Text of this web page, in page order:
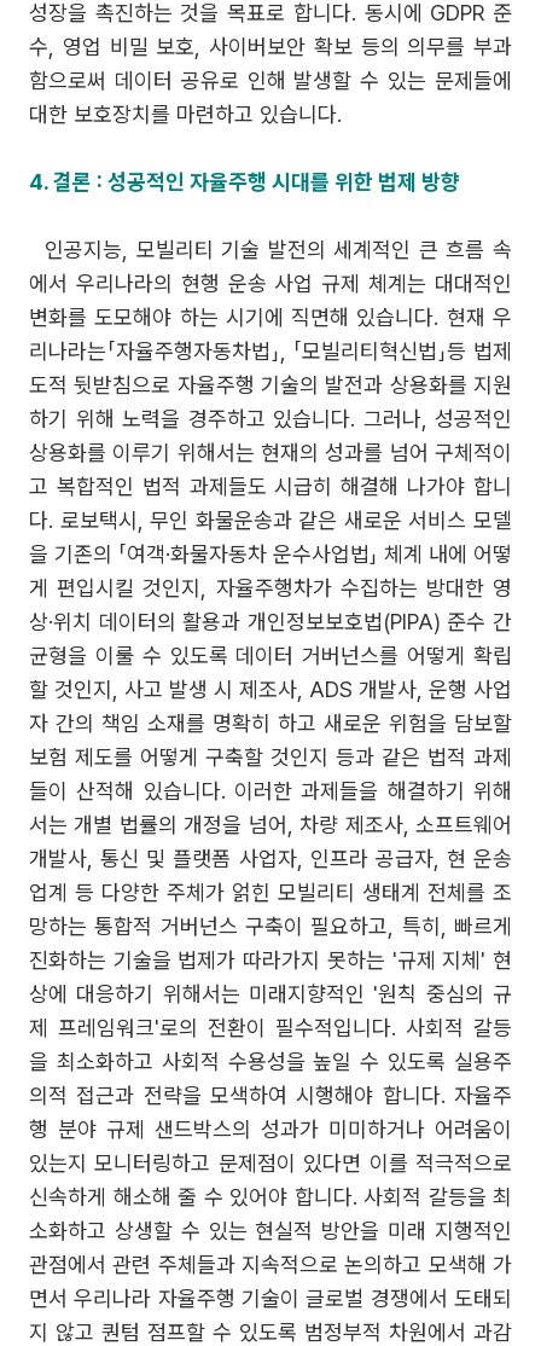
성장을 촉진하는 것을 목표로 합니다. 동시에 GDPR 준
수, 영업 비밀 보호, 사이버보안 확보 등의 의무를 부과
함으로써 데이터 공유로 인해 발생할 수 있는 문제들에
대한 보호장치를 마련하고 있습니다.
4. 결론 : 성공적인 자율주행 시대를 위한 법제 방향
인공지능, 모빌리티 기술 발전의 세계적인 큰 흐름 속
에서 우리나라의 현행 운송 사업 규제 체계는 대대적인
변화를 도모해야 하는 시기에 직면해 있습니다. 현재 우
리나라는「자율주행자동차법」, 「모빌리티혁신법」등 법제
도적 뒷받침으로 자율주행 기술의 발전과 상용화를 지원
하기 위해 노력을 경주하고 있습니다. 그러나, 성공적인
상용화를 이루기 위해서는 현재의 성과를 넘어 구체적이
고 복합적인 법적 과제들도 시급히 해결해 나가야 합니
다. 로보택시, 무인 화물운송과 같은 새로운 서비스 모델
을 기존의 「여객·화물자동차 운수사업법」 체계 내에 어떻
게 편입시킬 것인지, 자율주행차가 수집하는 방대한 영
상·위치 데이터의 활용과 개인정보보호법(PIPA) 준수 간
균형을 이룰 수 있도록 데이터 거버넌스를 어떻게 확립
할 것인지, 사고 발생 시 제조사, ADS 개발사, 운행 사업
자 간의 책임 소재를 명확히 하고 새로운 위험을 담보할
보험 제도를 어떻게 구축할 것인지 등과 같은 법적 과제
들이 산적해 있습니다. 이러한 과제들을 해결하기 위해
서는 개별 법률의 개정을 넘어, 차량 제조사, 소프트웨어
개발사, 통신 및 플랫폼 사업자, 인프라 공급자, 현 운송
업계 등 다양한 주체가 얽힌 모빌리티 생태계 전체를 조
망하는 통합적 거버넌스 구축이 필요하고, 특히, 빠르게
진화하는 기술을 법제가 따라가지 못하는 '규제 지체' 현
상에 대응하기 위해서는 미래지향적인 '원칙 중심의 규
제 프레임워크'로의 전환이 필수적입니다. 사회적 갈등
을 최소화하고 사회적 수용성을 높일 수 있도록 실용주
의적 접근과 전략을 모색하여 시행해야 합니다. 자율주
행 분야 규제 샌드박스의 성과가 미미하거나 어려움이
있는지 모니터링하고 문제점이 있다면 이를 적극적으로
신속하게 해소해 줄 수 있어야 합니다. 사회적 갈등을 최
소화하고 상생할 수 있는 현실적 방안을 미래 지행적인
관점에서 관련 주체들과 지속적으로 논의하고 모색해 가
면서 우리나라 자율주행 기술이 글로벌 경쟁에서 도태되
지 않고 퀀텀 점프할 수 있도록 범정부적 차원에서 과감